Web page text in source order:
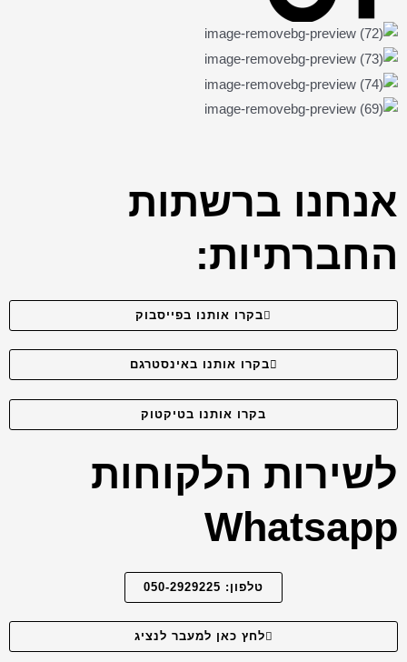
אנחנו ברשתות
החברתיות:
בקרו אותנו בפייסבוק
בקרו אותנו באינסטרגם
בקרו אותנו בטיקטוק
לשירות הלקוחות
Whatsapp
טלפון: 050-2929225
לחץ כאן למעבר לנציג